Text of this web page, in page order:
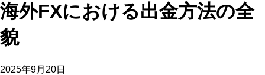
海外FXにおける出金方法の全
貌
2025年9月20日